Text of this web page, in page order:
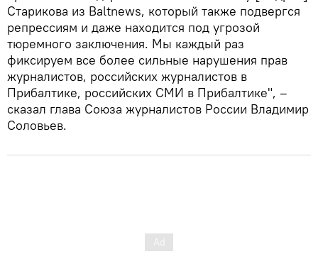
Старикова из Baltnews, который также подвергся
репрессиям и даже находится под угрозой
тюремного заключения. Мы каждый раз
фиксируем все более сильные нарушения прав
журналистов, российских журналистов в
Прибалтике, российских СМИ в Прибалтике", –
сказал глава Союза журналистов России Владимир
Соловьев.